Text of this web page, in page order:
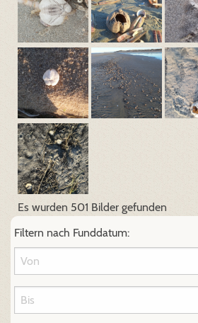
Es wurden 501 Bilder gefunden
Filtern nach Funddatum: